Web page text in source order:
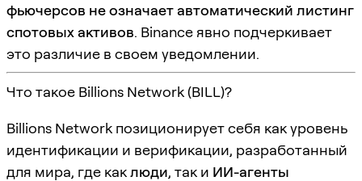
фьючерсов не означает автоматический листинг
спотовых активов. Binance явно подчеркивает
это различие в своем уведомлении.
Что такое Billions Network (BILL)?
Billions Network позиционирует себя как уровень
идентификации и верификации, разработанный
для мира, где каклюди, так и ИИ-агенты